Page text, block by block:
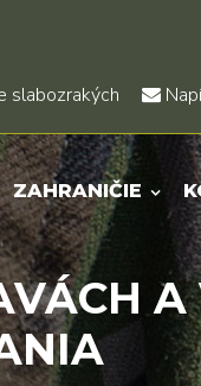
slabozrakých
ZAHRANIČIE